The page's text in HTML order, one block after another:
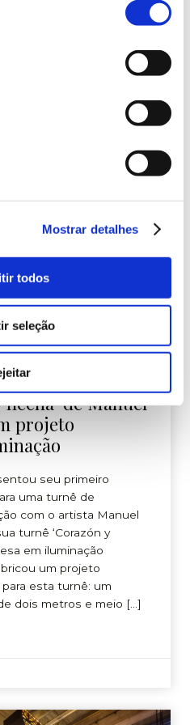
Mostrar detalhes
todos
seleção
colabora na
de Manuel
projeto
seu primeiro
uma turnê de
com o artista Manuel
turnê ‘Corazón y
em iluminação
um projeto
esta turnê: um
dois metros e meio […]